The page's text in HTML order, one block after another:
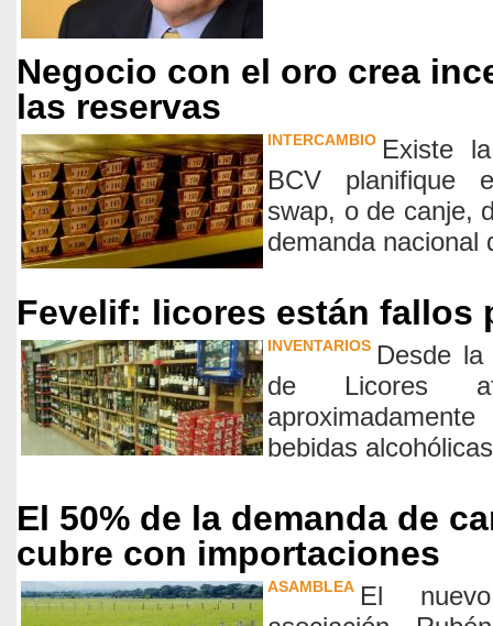
Negocio con el oro crea
las reservas
INTERCAMBIO Existe
BCV planifique
swap, o de canje,
demanda nacional
Fevelif: licores están fallos
INVENTARIOS Desde la
de Licores
bebidas alcohólicas
El 50% de la demanda de
cubre con importaciones
ASAMBLEA El